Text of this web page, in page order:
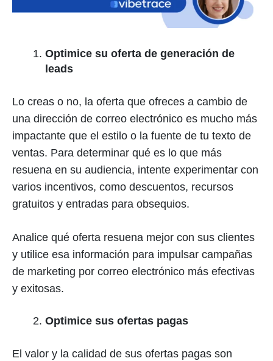
Optimice su oferta de generación de
leads
Lo creas o no, la oferta que ofreces a cambio de
una dirección de correo electrónico es mucho más
impactante que el estilo o la fuente de tu texto de
ventas. Para determinar qué es lo que más
resuena en su audiencia, intente experimentar con
varios incentivos, como descuentos, recursos
gratuitos y entradas para obsequios.
Analice qué oferta resuena mejor con sus clientes
y utilice esa información para impulsar campañas
de marketing por correo electrónico más efectivas
y exitosas.
Optimice sus ofertas pagas
El valor y la calidad de sus ofertas pagas son